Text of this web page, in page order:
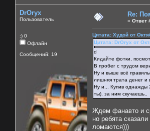
DrOryx
Пользователь
:) 0
Офлайн
Сообщений: 19
Re:
« Ответ
Цитата: Худой от
Цитата: DrOryx от
d
Кидайте фотки,
В пробег с трудом
Ну и выше всё
лишняя трата денег
Ну и... Купив однажды
ты), за ним скучаешь..
Ждем фанавто и
но ребята
ломаются)))